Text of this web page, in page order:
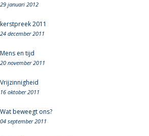
29 januari 2012
kerstpreek 2011
24 december 2011
Mens en tijd
20 november 2011
Vrijzinnigheid
16 oktober 2011
Wat beweegt ons?
04 september 2011